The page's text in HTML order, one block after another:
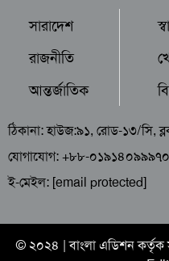
সারাদেশ
রাজনীতি
আন্তর্জাতিক
ঠিকানা: হাউজ:৯১, রোড-১৩/সি,
যোগাযোগ: +৮৮-০১৯১৪০৯৯৯৭০
ই-মেইল: [email protected]
© ২০২৪ |বাংলা এডিশনকর্তৃক